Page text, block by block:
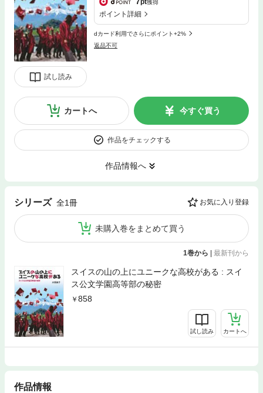
試し読み
pt獲得
ポイント詳細
dカード利用でさらにポイント+2%
返品不可
カートへ 今すぐ買う
作品をチェックする
作品情報へ
シリーズ 全1冊 お気に入り登録
未購入巻をまとめて買う
1巻から | 最新刊から
スイスの山の上にユニークな高校がある : スイ
ス公文学園高等部の秘密
858
試し読み カートへ
作品情報